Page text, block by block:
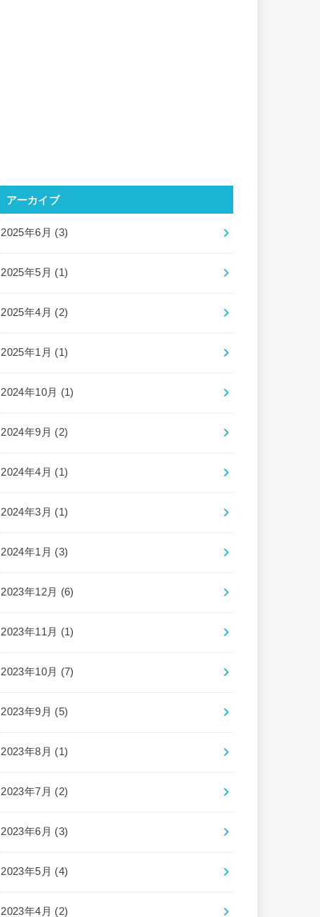
アーカイブ
2025年6月 (3)
2025年5月 (1)
2025年4月 (2)
2025年1月 (1)
2024年10月 (1)
2024年9月 (2)
2024年4月 (1)
2024年3月 (1)
2024年1月 (3)
2023年12月 (6)
2023年11月 (1)
2023年10月 (7)
2023年9月 (5)
2023年8月 (1)
2023年7月 (2)
2023年6月 (3)
2023年5月 (4)
2023年4月 (2)